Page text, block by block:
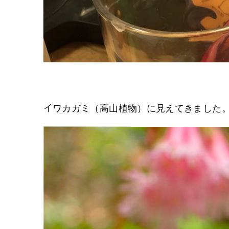
イワカガミ（高山植物）に見えてきました